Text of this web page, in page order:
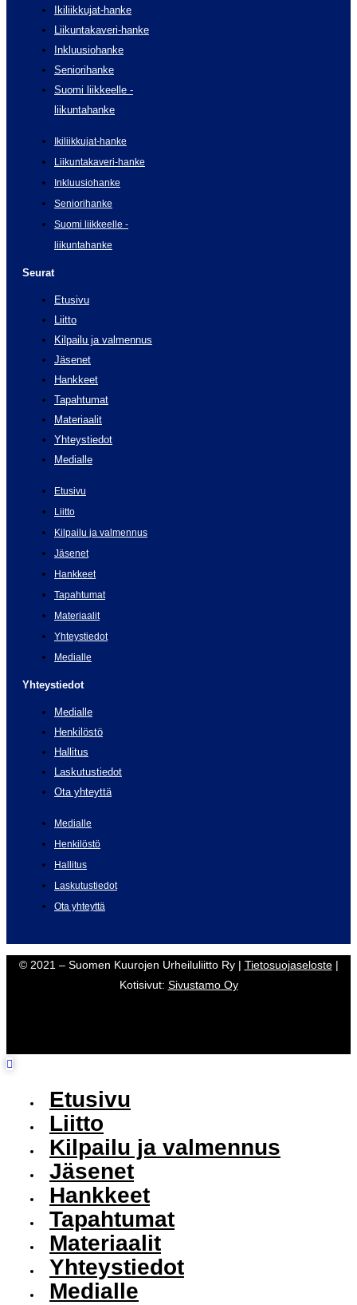
Ikiliikkujat-hanke
Liikuntakaveri-hanke
Inkluusiohanke
Seniorihanke
Suomi liikkeelle -
liikuntahanke
Ikiliikkujat-hanke
Liikuntakaveri-hanke
Inkluusiohanke
Seniorihanke
Suomi liikkeelle -
liikuntahanke
Seurat
Etusivu
Liitto
Kilpailu ja valmennus
Jäsenet
Hankkeet
Tapahtumat
Materiaalit
Yhteystiedot
Medialle
Etusivu
Liitto
Kilpailu ja valmennus
Jäsenet
Hankkeet
Tapahtumat
Materiaalit
Yhteystiedot
Medialle
Yhteystiedot
Medialle
Henkilöstö
Hallitus
Laskutustiedot
Ota yhteyttä
Medialle
Henkilöstö
Hallitus
Laskutustiedot
Ota yhteyttä
© 2021 – Suomen Kuurojen Urheiluliitto Ry | Tietosuojaseloste|
Kotisivut: Sivustamo Oy
Etusivu
Liitto
Kilpailu ja valmennus
Jäsenet
Hankkeet
Tapahtumat
Materiaalit
Yhteystiedot
Medialle